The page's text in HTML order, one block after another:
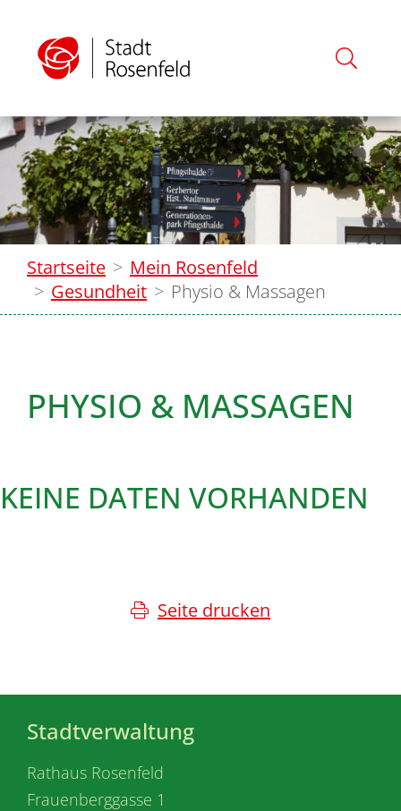
Startseite
Mein Rosenfeld
Gesundheit
Physio & Massagen
PHYSIO & MASSAGEN
KEINE DATEN VORHANDEN
Seite drucken
Stadtverwaltung
Rathaus Rosenfeld
Frauenberggasse 1